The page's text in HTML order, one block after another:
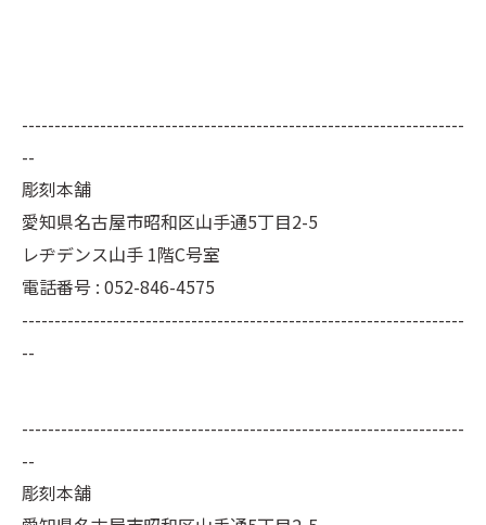
--------------------------------------------------------------------
--
彫刻本舗
愛知県名古屋市昭和区山手通5丁目2-5
レヂデンス山手 1階C号室
電話番号 : 052-846-4575
--------------------------------------------------------------------
--
--------------------------------------------------------------------
--
彫刻本舗